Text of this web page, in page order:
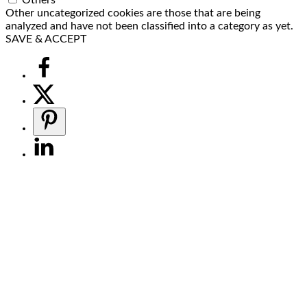
Other uncategorized cookies are those that are being
analyzed and have not been classified into a category as yet.
SAVE & ACCEPT